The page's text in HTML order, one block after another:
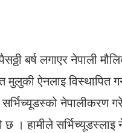
बर्ष लगाएर नेपाली
मुलुकी ऐनलाइ विस्थापित
सर्भिच्यूडस्को नेपालीकरण
छ । हामीले सर्भिच्यूडस्लाइ